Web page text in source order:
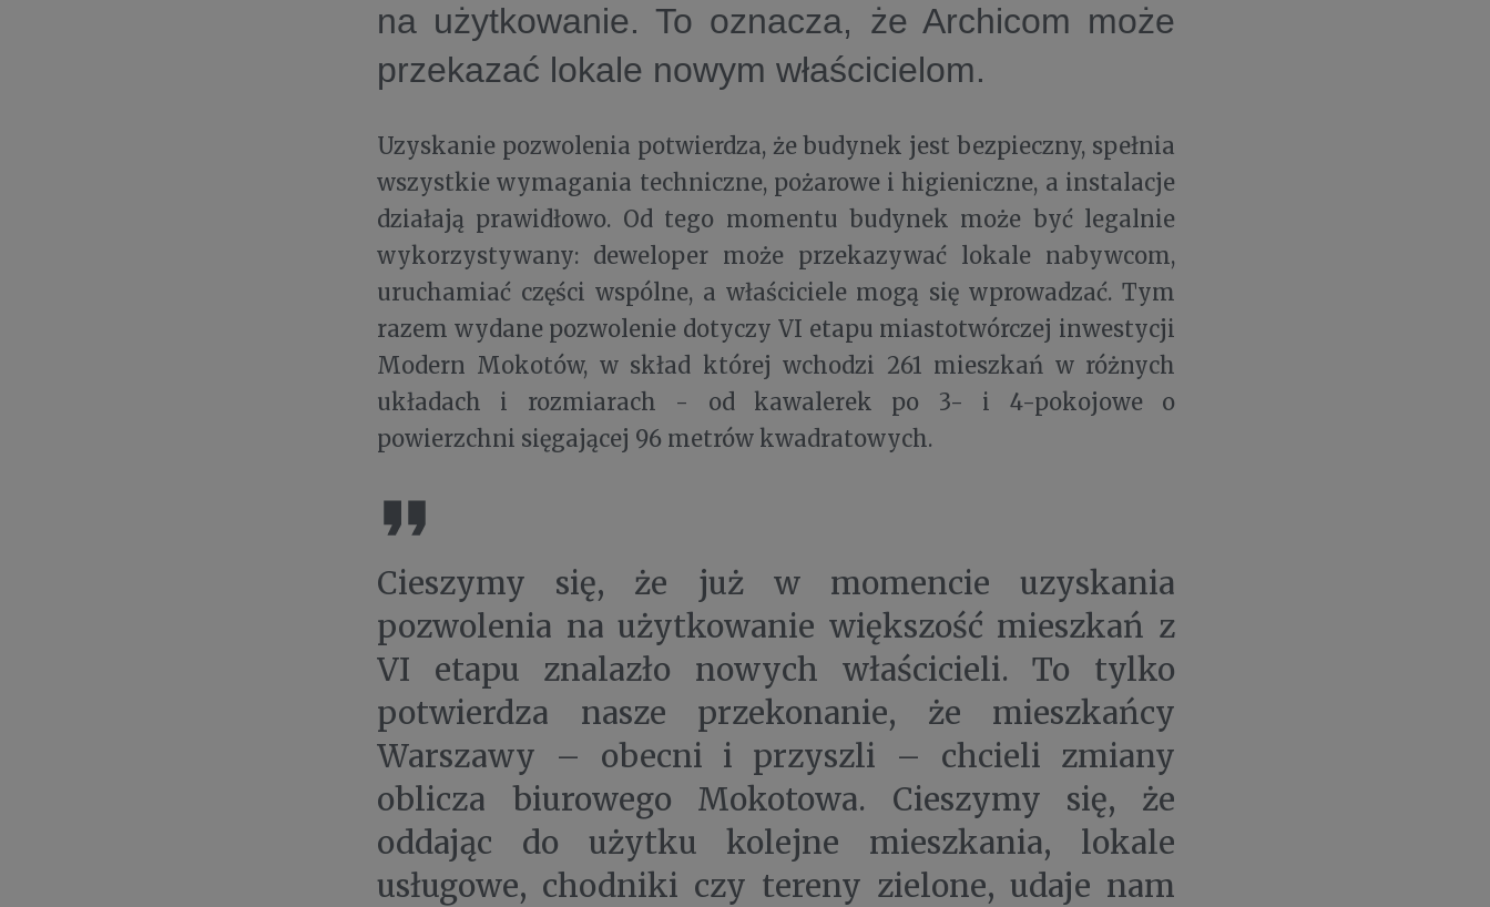
na użytkowanie. To oznacza, że Archicom może
przekazać lokale nowym właścicielom.
Uzyskanie pozwolenia potwierdza, że budynek jest bezpieczny, spełnia
wszystkie wymagania techniczne, pożarowe i higieniczne, a instalacje
działają prawidłowo. Od tego momentu budynek może być legalnie
wykorzystywany: deweloper może przekazywać lokale nabywcom,
uruchamiać części wspólne, a właściciele mogą się wprowadzać. Tym
razem wydane pozwolenie dotyczy VI etapu miastotwórczej inwestycji
Modern Mokotów, w skład której wchodzi 261 mieszkań w różnych
układach i rozmiarach - od kawalerek po 3- i 4-pokojowe o
powierzchni sięgającej 96 metrów kwadratowych.
Cieszymy się, że już w momencie uzyskania
pozwolenia na użytkowanie większość mieszkań z
VI etapu znalazło nowych właścicieli. To tylko
potwierdza nasze przekonanie, że mieszkańcy
Warszawy – obecni i przyszli – chcieli zmiany
oblicza biurowego Mokotowa. Cieszymy się, że
oddając do użytku kolejne mieszkania, lokale
usługowe, chodniki czy tereny zielone, udaje nam